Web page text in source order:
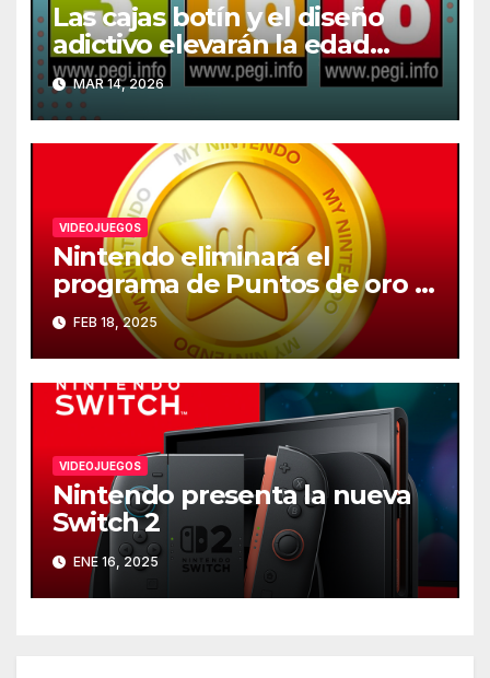
Las cajas botín y el diseño
adictivo elevarán la edad
recomendada de los
videojuegos en Europa
MAR 14, 2026
VIDEOJUEGOS
Nintendo eliminará el
programa de Puntos de oro el
25 de marzo
FEB 18, 2025
VIDEOJUEGOS
Nintendo presenta la nueva
Switch 2
ENE 16, 2025